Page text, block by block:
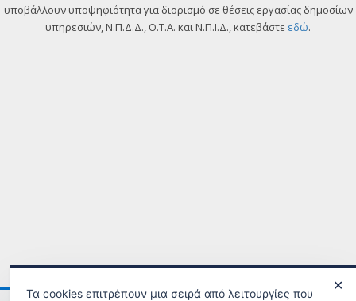
υποβάλλουν υποψηφιότητα για διορισμό σε θέσεις εργασίας δημοσίων
υπηρεσιών, Ν.Π.Δ.Δ., Ο.Τ.Α. και Ν.Π.Ι.Δ., κατεβάστε εδώ.
✕
Τα cookies επιτρέπουν μια σειρά από λειτουργίες που